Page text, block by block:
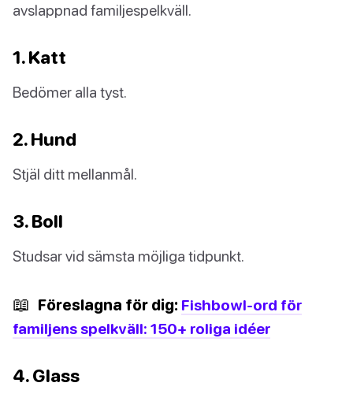
avslappnad familjespelkväll.
1. Katt
Bedömer alla tyst.
2. Hund
Stjäl ditt mellanmål.
3. Boll
Studsar vid sämsta möjliga tidpunkt.
📖 Föreslagna för dig: Fishbowl-ord för
familjens spelkväll: 150+ roliga idéer
4. Glass